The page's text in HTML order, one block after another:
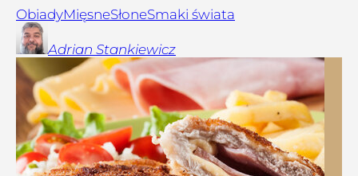
ObiadyMięsneSłoneSmaki świata
Adrian Stankiewicz